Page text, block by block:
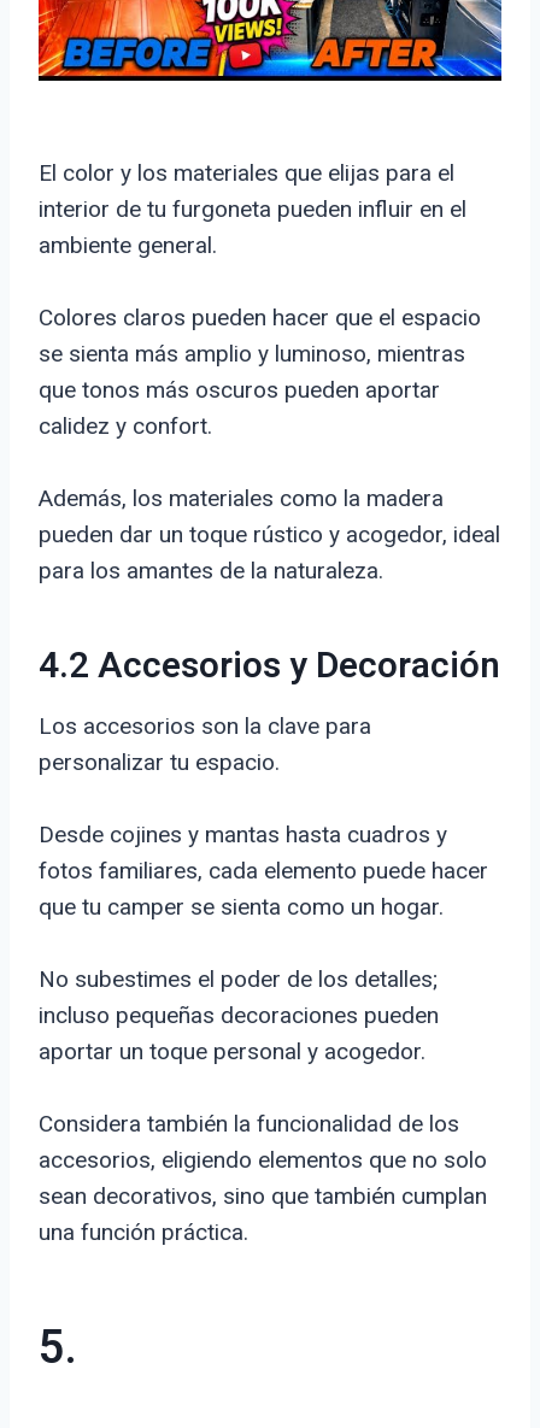
El color y los materiales que elijas para el
interior de tu furgoneta pueden influir en el
ambiente general.
Colores claros pueden hacer que el espacio
se sienta más amplio y luminoso, mientras
que tonos más oscuros pueden aportar
calidez y confort.
Además, los materiales como la madera
pueden dar un toque rústico y acogedor, ideal
para los amantes de la naturaleza.
4.2 Accesorios y Decoración
Los accesorios son la clave para
personalizar tu espacio.
Desde cojines y mantas hasta cuadros y
fotos familiares, cada elemento puede hacer
que tu camper se sienta como un hogar.
No subestimes el poder de los detalles;
incluso pequeñas decoraciones pueden
aportar un toque personal y acogedor.
Considera también la funcionalidad de los
accesorios, eligiendo elementos que no solo
sean decorativos, sino que también cumplan
una función práctica.
5.